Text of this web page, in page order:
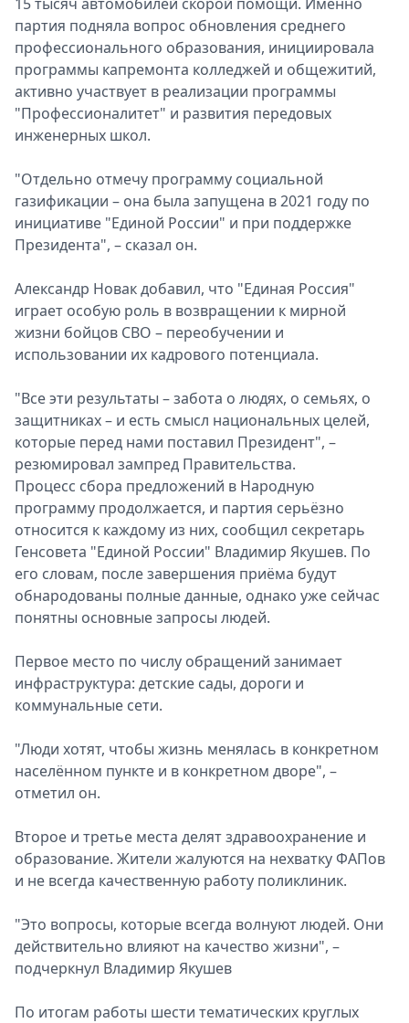
партия подняла вопрос обновления среднего
профессионального образования, инициировала
программы капремонта колледжей и общежитий,
активно участвует в реализации программы
"Профессионалитет" и развития передовых
инженерных школ.
"Отдельно отмечу программу социальной
газификации – она была запущена в 2021 году по
инициативе "Единой России" и при поддержке
Президента", – сказал он.
Александр Новак добавил, что "Единая Россия"
играет особую роль в возвращении к мирной
жизни бойцов СВО – переобучении и
использовании их кадрового потенциала.
"Все эти результаты – забота о людях, о семьях, о
защитниках – и есть смысл национальных целей,
которые перед нами поставил Президент", –
резюмировал зампред Правительства.
Процесс сбора предложений в Народную
программу продолжается, и партия серьёзно
относится к каждому из них, сообщил секретарь
Генсовета "Единой России" Владимир Якушев. По
его словам, после завершения приёма будут
обнародованы полные данные, однако уже сейчас
понятны основные запросы людей.
Первое место по числу обращений занимает
инфраструктура: детские сады, дороги и
коммунальные сети.
"Люди хотят, чтобы жизнь менялась в конкретном
населённом пункте и в конкретном дворе", –
отметил он.
Второе и третье места делят здравоохранение и
образование. Жители жалуются на нехватку ФАПов
и не всегда качественную работу поликлиник.
"Это вопросы, которые всегда волнуют людей. Они
действительно влияют на качество жизни", –
подчеркнул Владимир Якушев
По итогам работы шести тематических круглых